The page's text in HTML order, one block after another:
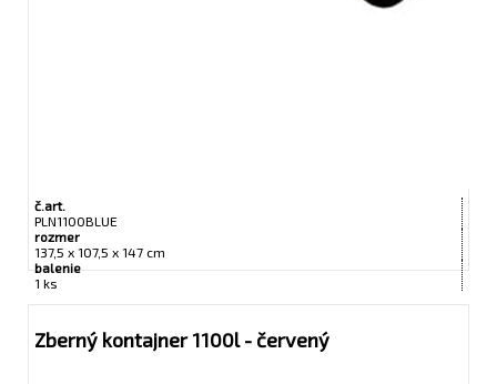
č.art.
PLN1100BLUE
rozmer
137,5 x 107,5 x 147 cm
balenie
1 ks
Zberný kontajner 1100l - červený